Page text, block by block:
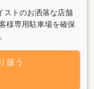
ストのお洒落な店舗
様専用駐車場を確保
扱う